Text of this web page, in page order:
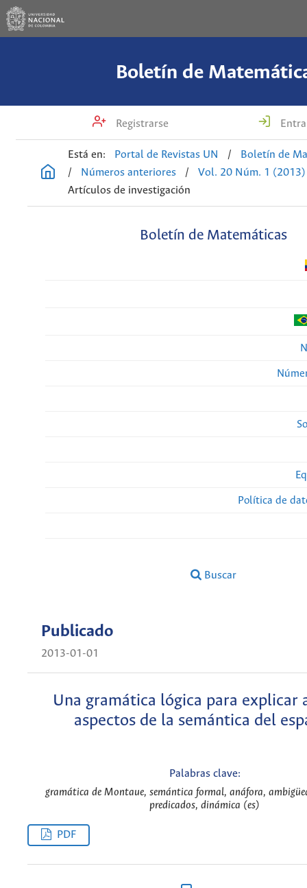
Boletín de
Registrarse
Está en: Portal de Revistas UN /
Boletín de
/
Números anteriores /
Vol. 20 Núm. 1 (2013)
Artículos de investigación
Boletín de Matemáticas
Política de
Buscar
Publicado
2013-01-01
Una gramática lógica para explicar
aspectos de la semántica del
Palabras clave:
gramática de Montaue, semántica formal, anáfora,
predicados, dinámica (es)
PDF